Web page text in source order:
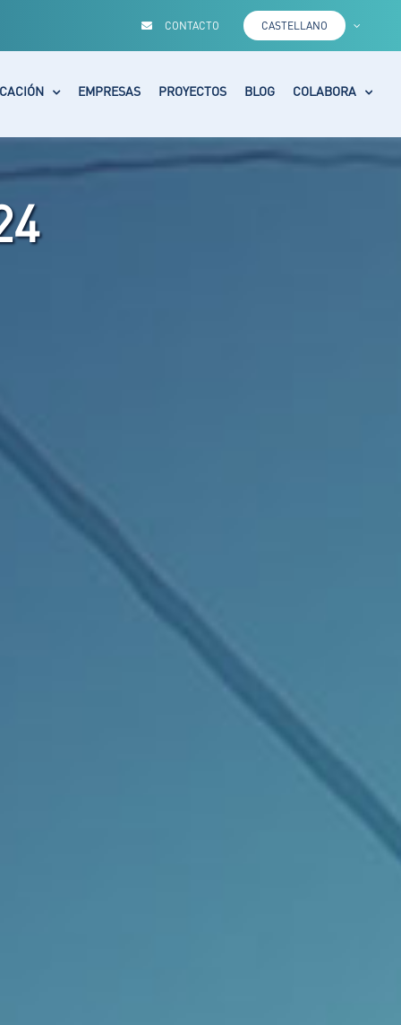
CONTACTO CASTELLANO
EMPRESAS PROYECTOS BLOG COLABORA